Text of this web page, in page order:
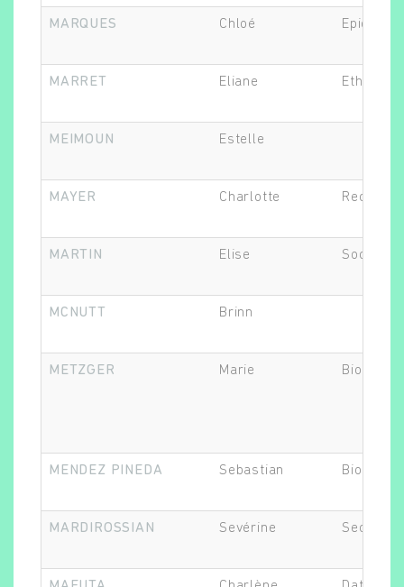
MARQUES Chloé
MARRET Eliane
MEIMOUN Estelle
MAYER Charlotte
MARTIN Elise
MCNUTT Brinn
METZGER Marie
MENDEZ PINEDA Sebastian
MARDIROSSIAN Sevérine